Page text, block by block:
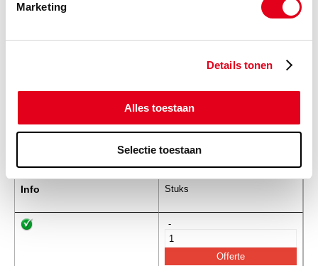
Marketing
Details tonen
Alles toestaan
Selectie toestaan
16MM
Triple-Lok wartelmoer Metrisch
20MM
Info Stuks
-